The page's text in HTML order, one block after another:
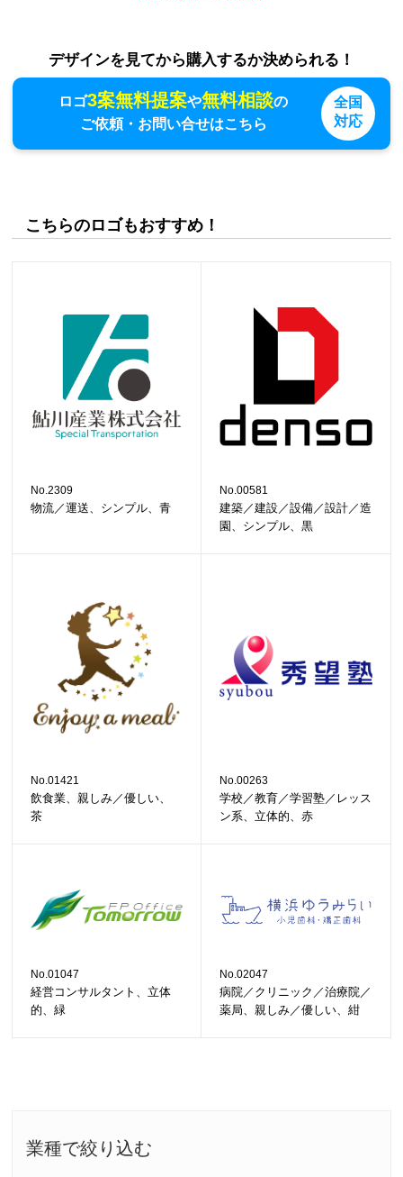
業種で絞り込む
デザインを見てから購入するか決められる！
ロゴ3案無料提案や無料相談の
ご依頼・お問い合せはこちら
全国
対応
こちらのロゴもおすすめ！
No.2309
物流／運送、シンプル、青
No.00581
建築／建設／設備／設計／造
園、シンプル、黒
No.01421
飲食業、親しみ／優しい、
茶
No.00263
学校／教育／学習塾／レッス
ン系、立体的、赤
No.01047
経営コンサルタント、立体
的、緑
No.02047
病院／クリニック／治療院／
薬局、親しみ／優しい、紺